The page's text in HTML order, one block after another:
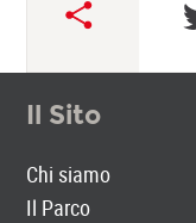
Il Sito
Chi siamo
Il Parco